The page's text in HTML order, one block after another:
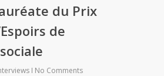
du Prix
de
No Comments